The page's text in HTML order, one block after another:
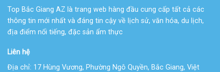
Top Bắc Giang AZ là trang web hàng đầu cung cấp tất cả các
thông tin mới nhất và đáng tin cậy về lịch sử, văn hóa, du lịch,
địa điểm nổi tiếng, đặc sản ẩm thực
Liên hệ
Địa chỉ: 17 Hùng Vương, Phường Ngô Quyền, Bắc Giang, Việt